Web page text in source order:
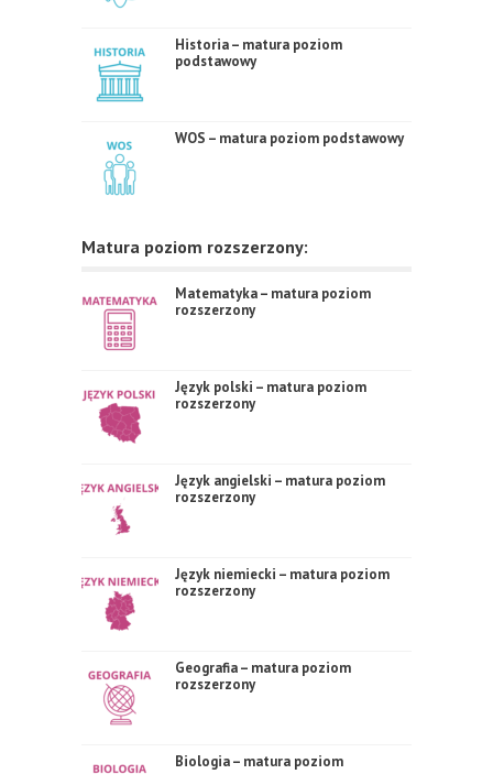
Historia – matura poziom
podstawowy
WOS – matura poziom podstawowy
Matura poziom rozszerzony:
Matematyka – matura poziom
rozszerzony
Język polski – matura poziom
rozszerzony
Język angielski – matura poziom
rozszerzony
Język niemiecki – matura poziom
rozszerzony
Geografia – matura poziom
rozszerzony
Biologia – matura poziom